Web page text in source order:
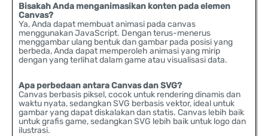
Bisakah Anda menganimasikan konten pada elemen
Canvas?
Ya, Anda dapat membuat animasi pada canvas
menggunakan JavaScript. Dengan terus-menerus
menggambar ulang bentuk dan gambar pada posisi yang
berbeda, Anda dapat memperoleh animasi yang mirip
dengan yang terlihat dalam game atau visualisasi data.
Apa perbedaan antara Canvas dan SVG?
Canvas berbasis piksel, cocok untuk rendering dinamis dan
waktu nyata, sedangkan SVG berbasis vektor, ideal untuk
gambar yang dapat diskalakan dan statis. Canvas lebih baik
untuk grafis game, sedangkan SVG lebih baik untuk logo dan
ilustrasi.